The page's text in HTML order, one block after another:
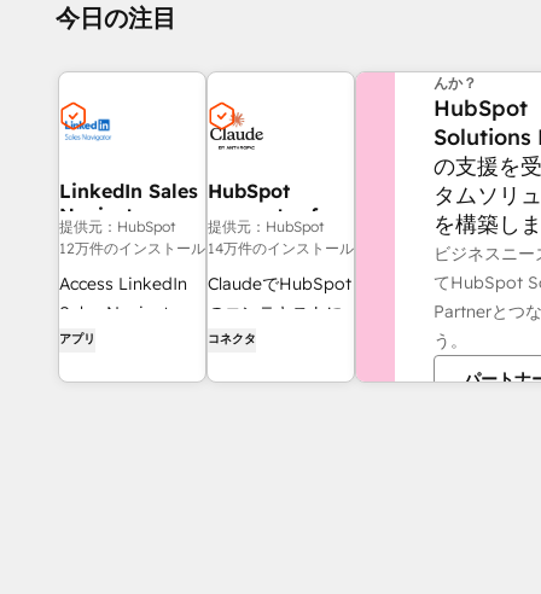
今日の注目
LinkedIn Sales
Navigator
提供元：HubSpot
12万件のインストール
Access LinkedIn
Sales Navigator
tools within
アプリ
HubSpot
connector for
Claude
提供元：HubSpot
14万件のインストール
ClaudeでHubSpot
のコンテキストに
アクセスして、パ
コネクタ
んか？
HubSpot
Solutions
の支援を
タムソリ
を構築し
ビジネスニ
てHubSpot
Partnerとつ
う。
パートナ